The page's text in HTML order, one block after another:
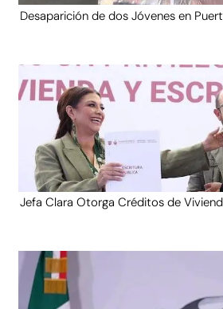
Desaparición de dos Jóvenes en
Jefa Clara Otorga Créditos de